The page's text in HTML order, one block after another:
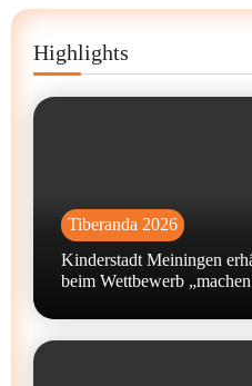
Highlights
Tiberanda 2026
Kinderstadt Meiningen
beim Wettbewerb